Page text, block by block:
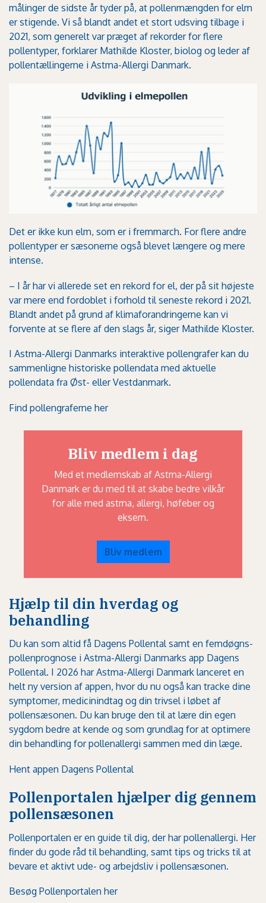
målinger de sidste år tyder på, at pollenmængden for elm
er stigende. Vi så blandt andet et stort udsving tilbage i
2021, som generelt var præget af rekorder for flere
pollentyper, forklarer Mathilde Kloster, biolog og leder af
pollentællingerne i Astma-Allergi Danmark.
Det er ikke kun elm, som er i fremmarch. For flere andre
pollentyper er sæsonerne også blevet længere og mere
intense.
– I år har vi allerede set en rekord for el, der på sit højeste
var mere end fordoblet i forhold til seneste rekord i 2021.
Blandt andet på grund af klimaforandringerne kan vi
forvente at se flere af den slags år, siger Mathilde Kloster.
I Astma-Allergi Danmarks interaktive pollengrafer kan du
sammenligne historiske pollendata med aktuelle
pollendata fra Øst- eller Vestdanmark.
Find pollengraferne her
Bliv medlem i dag
Med et medlemskab af Astma-Allergi
Danmark er du med til at skabe bedre vilkår
for alle med astma, allergi, høfeber og
eksem.
Bliv medlem
Hjælp til din hverdag og
behandling
Du kan som altid få Dagens Pollental samt en femdøgns-
pollenprognose i Astma-Allergi Danmarks app Dagens
Pollental. I 2026 har Astma-Allergi Danmark lanceret en
helt ny version af appen, hvor du nu også kan tracke dine
symptomer, medicinindtag og din trivsel i løbet af
pollensæsonen. Du kan bruge den til at lære din egen
sygdom bedre at kende og som grundlag for at optimere
din behandling for pollenallergi sammen med din læge.
Hent appen Dagens Pollental
Pollenportalen hjælper dig gennem
pollensæsonen
Pollenportalen er en guide til dig, der har pollenallergi. Her
finder du gode råd til behandling, samt tips og tricks til at
bevare et aktivt ude- og arbejdsliv i pollensæsonen.
Besøg Pollenportalen her